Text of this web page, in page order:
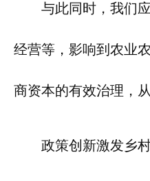
与此同时，我们
经营等，影响到农业
商资本的有效治理，
政策创新激发乡